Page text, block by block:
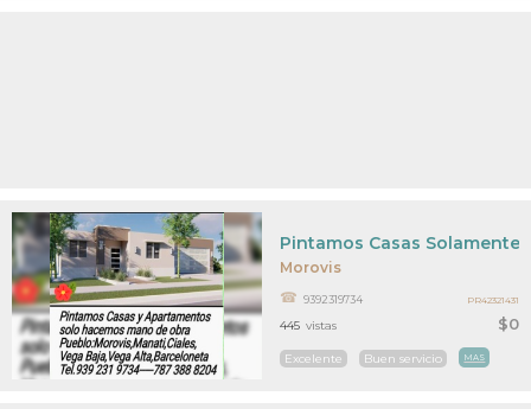
Morovis
$0
Pintamos Casas Solamente
9392319734
Excelente Buen servicio MAS
445 vistas
PR42321431